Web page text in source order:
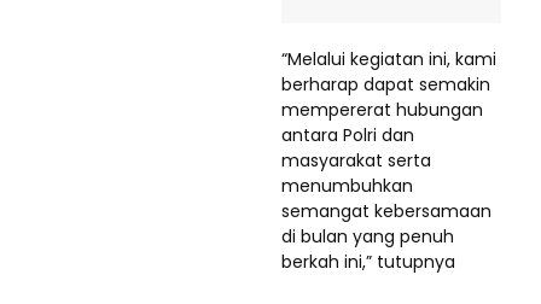
“Melalui kegiatan ini, kami
berharap dapat semakin
mempererat hubungan
antara Polri dan
masyarakat serta
menumbuhkan
semangat kebersamaan
di bulan yang penuh
berkah ini,” tutupnya